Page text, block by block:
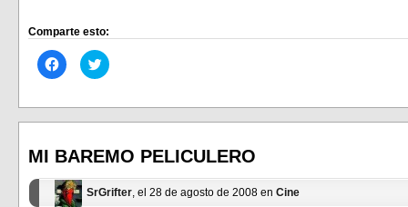
Comparte esto:
Haz
clic
en
(Se
en
una
nueva)
Haz
clic
en
(Se
en
una
nueva)
MI BAREMO PELICULERO
SrGrifter, el 28 de agosto de 2008 en Cine